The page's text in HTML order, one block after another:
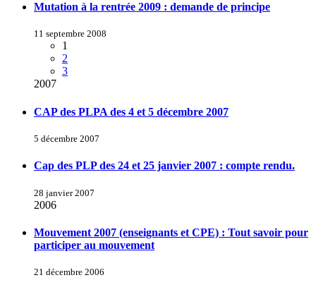
Mutation à la rentrée 2009 : demande de principe
11 septembre 2008
1
2
3
2007
CAP des PLPA des 4 et 5 décembre 2007
5 décembre 2007
Cap des PLP des 24 et 25 janvier 2007 : compte rendu.
28 janvier 2007
2006
Mouvement 2007 (enseignants et CPE) : Tout savoir pour
participer au mouvement
21 décembre 2006